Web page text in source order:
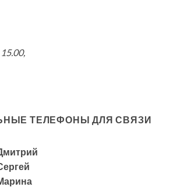
ТЕЛЕФОНЫ ДЛЯ СВЯЗИ